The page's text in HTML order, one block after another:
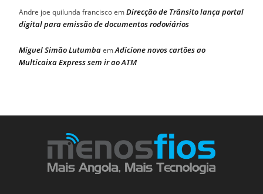
Andre joe quilunda franciscoemDirecção de Trânsito lança portal
digital para emissão de documentos rodoviários
Miguel Simão LutumbaemAdicione novos cartões ao
Multicaixa Express sem ir ao ATM